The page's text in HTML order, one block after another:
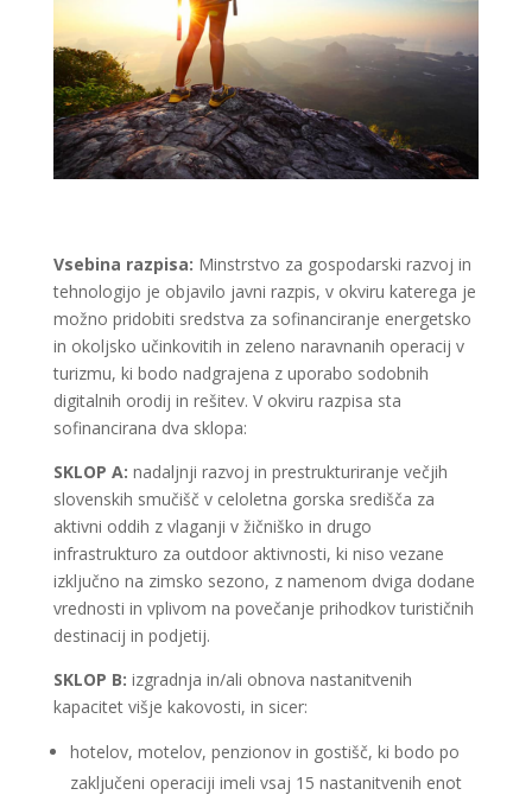
Vsebina razpisa: Minstrstvo za gospodarski razvoj in
tehnologijo je objavilo javni razpis, v okviru katerega je
možno pridobiti sredstva za sofinanciranje energetsko
in okoljsko učinkovitih in zeleno naravnanih operacij v
turizmu, ki bodo nadgrajena z uporabo sodobnih
digitalnih orodij in rešitev. V okviru razpisa sta
sofinancirana dva sklopa:
SKLOP A: nadaljnji razvoj in prestrukturiranje večjih
slovenskih smučišč v celoletna gorska središča za
aktivni oddih z vlaganji v žičniško in drugo
infrastrukturo za outdoor aktivnosti, ki niso vezane
izključno na zimsko sezono, z namenom dviga dodane
vrednosti in vplivom na povečanje prihodkov turističnih
destinacij in podjetij.
SKLOP B: izgradnja in/ali obnova nastanitvenih
kapacitet višje kakovosti, in sicer:
hotelov, motelov, penzionov in gostišč, ki bodo po
zaključeni operaciji imeli vsaj 15 nastanitvenih enot